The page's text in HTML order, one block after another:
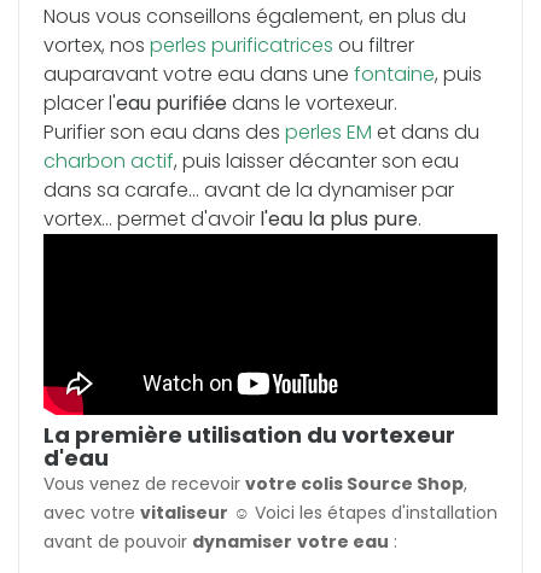
Nous vous conseillons également, en plus du
vortex, nos perles purificatrices ou filtrer
auparavant votre eau dans une fontaine, puis
placer l'eau purifiéedans le vortexeur.
Purifier son eau dans des perles EM et dans du
charbon actif, puis laisser décanter son eau
dans sa carafe... avant de la dynamiser par
vortex... permet d'avoir l'eau la plus pure.
La première utilisation du vortexeur
d'eau
Vous venez de recevoir votre colis Source Shop,
avec votre vitaliseur ☺️ Voici les étapes d'installation
avant de pouvoir dynamiser votre eau :